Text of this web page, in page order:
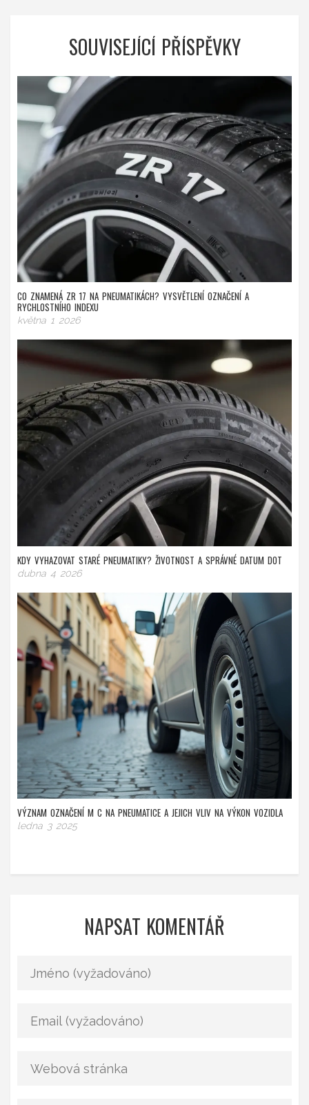
SOUVISEJÍCÍ PŘÍSPĚVKY
CO ZNAMENÁ ZR 17 NA PNEUMATIKÁCH? VYSVĚTLENÍ OZNAČENÍ A
RYCHLOSTNÍHO INDEXU
května 1 2026
KDY VYHAZOVAT STARÉ PNEUMATIKY? ŽIVOTNOST A SPRÁVNÉ DATUM DOT
dubna 4 2026
VÝZNAM OZNAČENÍ M C NA PNEUMATICE A JEJICH VLIV NA VÝKON VOZIDLA
ledna 3 2025
NAPSAT KOMENTÁŘ